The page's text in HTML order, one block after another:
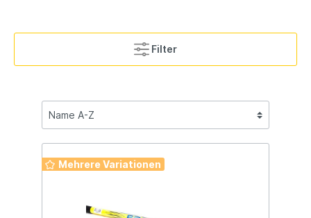
Filter
Mehrere Variationen